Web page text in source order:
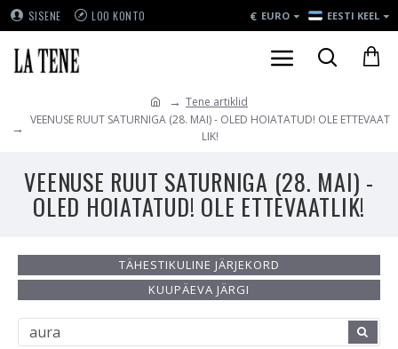
SISENE LOO KONTO € EURO EESTI KEEL
Tene artiklid
VEENUSE RUUT SATURNIGA (28. MAI) - OLED HOIATATUD! OLE ETTEVAAT
LIK!
VEENUSE RUUT SATURNIGA (28. MAI) -
OLED HOIATATUD! OLE ETTEVAATLIK!
TÄHESTIKULINE JÄRJEKORD
KUUPÄEVA JÄRGI